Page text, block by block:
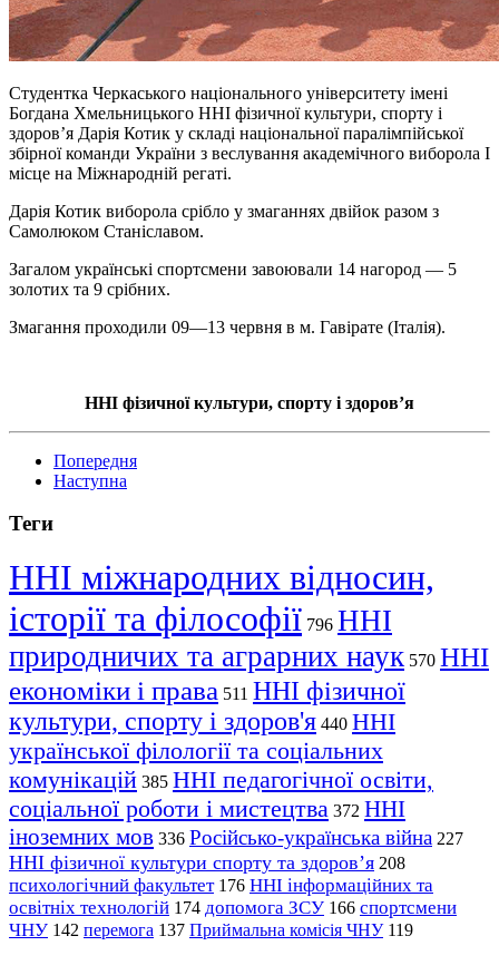
Студентка Черкаського національного університету імені
Богдана Хмельницького ННІ фізичної культури, спорту і
здоровʼя Дарія Котик у складі національної паралімпійської
збірної команди України з веслування академічного виборола І
місце на Міжнародній регаті.
Дарія Котик виборола срібло у змаганнях двійок разом з
Самолюком Станіславом.
Загалом українські спортсмени завоювали 14 нагород — 5
золотих та 9 срібних.
Змагання проходили 09—13 червня в м. Гавірате (Італія).
ННІ фізичної культури, спорту і здоров’я
Попередня
Наступна
Теги
ННІ міжнародних відносин,
історії та філософії 796 ННІ
природничих та аграрних наук 570 ННІ
економіки і права 511 ННІ фізичної
культури, спорту і здоров'я 440 ННІ
української філології та соціальних
комунікацій 385 ННІ педагогічної освіти,
соціальної роботи і мистецтва 372 ННІ
іноземних мов 336 Російсько-українська війна 227
ННІ фізичної культури спорту та здоров’я 208
психологічний факультет 176 ННІ інформаційних та
освітніх технологій 174 допомога ЗСУ 166 спортсмени
ЧНУ 142 перемога 137 Приймальна комісія ЧНУ 119